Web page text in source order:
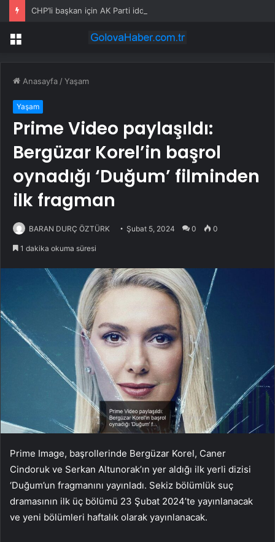
Menü
Anasayfa /Yaşam
Yaşam
Prime Video paylaşıldı:
Bergüzar Korel’in başrol
oynadığı ‘Duğum’ filminden
ilk fragman
BARAN DURÇ ÖZTÜRK Şubat 5, 2024 0 0
1 dakika okuma süresi
Prime Image, başrollerinde Bergüzar Korel, Caner
Cindoruk ve Serkan Altunorak’ın yer aldığı ilk yerli dizisi
‘Duğum’un fragmanını yayınladı. Sekiz bölümlük suç
dramasının ilk üç bölümü 23 Şubat 2024’te yayınlanacak
ve yeni bölümleri haftalık olarak yayınlanacak.